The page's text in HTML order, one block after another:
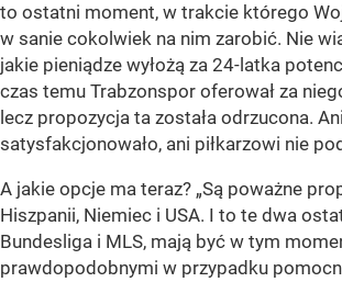
to ostatni moment, w trakcie którego
w sanie cokolwiek na nim zarobić. Nie
jakie pieniądze wyłożą za 24-latka
czas temu Trabzonspor oferował za
lecz propozycja ta została odrzucona.
satysfakcjonowało, ani piłkarzowi nie
A jakie opcje ma teraz? „Są poważne
Hiszpanii, Niemiec i USA. I to te dwa
Bundesliga i MLS, mają być w tym
prawdopodobnymi w przypadku